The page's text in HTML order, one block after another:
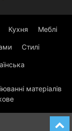
Кухня Меблі
Стилі
матеріалів